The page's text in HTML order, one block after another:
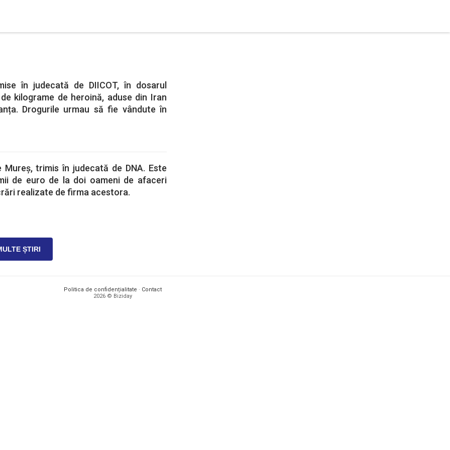
în judecată de DIICOT, în dosarul
kilograme de heroină, aduse din Iran
Drogurile urmau să fie vândute în
trimis în judecată de DNA. Este
de euro de la doi oameni de afaceri
realizate de firma acestora.
ȘTIRI
Politica de confidențialitate · Contact
2026 © Biziday